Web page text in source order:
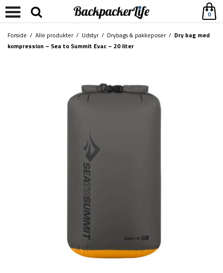
0
Forside / Alle produkter/ Udstyr/ Drybags & pakkeposer/ Dry bag med
kompression – Sea to Summit Evac – 20 liter